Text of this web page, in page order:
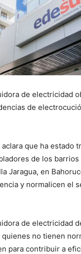
de electricidad
de
que ha estado
de los barrios
Jaragua, en
y normalicen el
de electricidad
no tienen
para contribuir a